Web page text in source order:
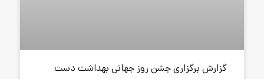
جشن روز جهانی بهداشت دست